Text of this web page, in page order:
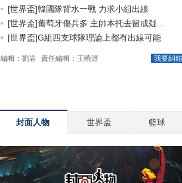
[世界盃]韓國隊背水一戰 力求小組出線
[世界盃]葡萄牙傷兵多 主帥本托去留成疑...
[世界盃]G組四支球隊理論上都有出線可能
我要糾錯
編輯：劉岩 責任編輯：王曉遐
封面人物 世界盃 籃球